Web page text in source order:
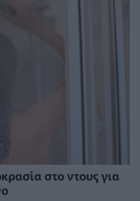
στο ντους για